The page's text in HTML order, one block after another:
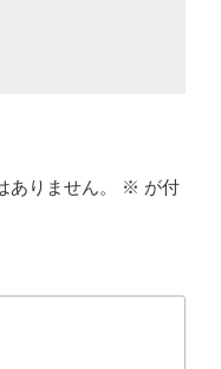
りません。 ※ が付